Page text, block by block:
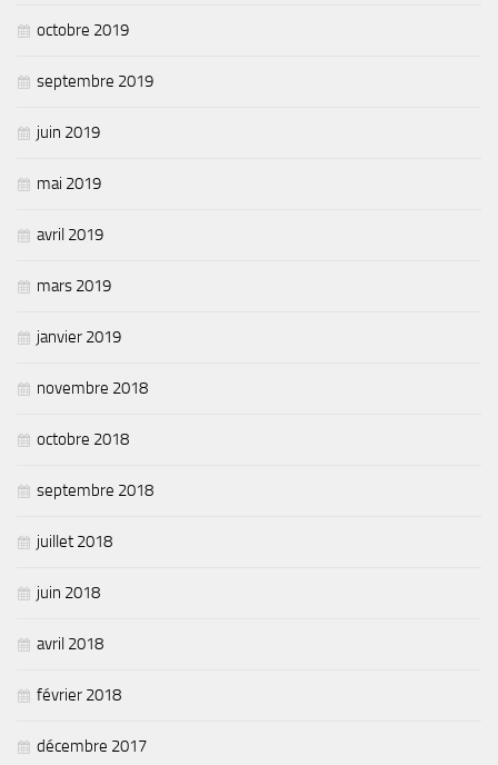
octobre 2019
septembre 2019
juin 2019
mai 2019
avril 2019
mars 2019
janvier 2019
novembre 2018
octobre 2018
septembre 2018
juillet 2018
juin 2018
avril 2018
février 2018
décembre 2017